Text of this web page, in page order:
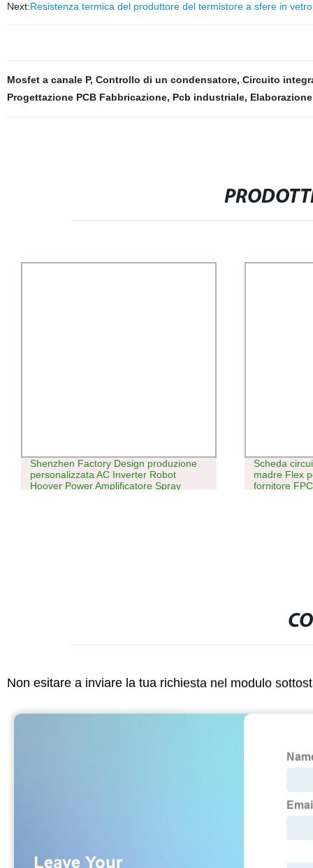
Next:Resistenza termica del produttore del termistore a sfere in
Mosfet a canale P, Controllo di un condensatore, Circuito
Progettazione PCB Fabbricazione, Pcb industriale,
Shenzhen Factory Design produzione
personalizzata AC Inverter Robot
Hoover Power Amplificatore Spray
Scheda
madre Flex
fornitore
Non esitare a inviare la tua richiesta nel modulo